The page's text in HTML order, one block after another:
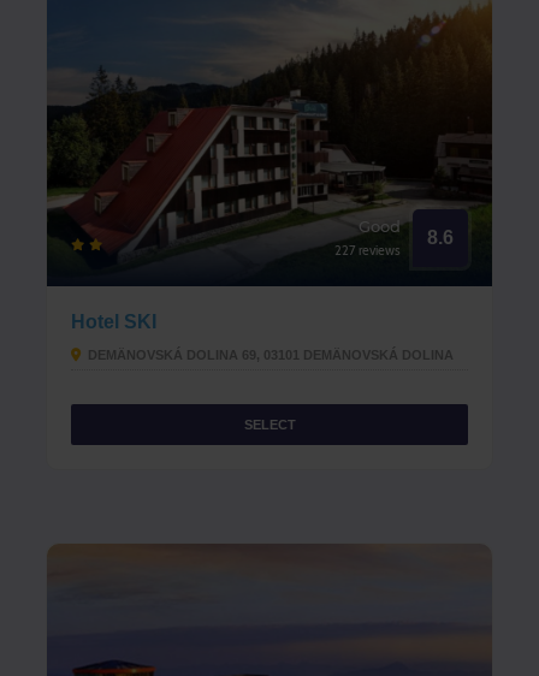
Good
227 reviews
8.6
Hotel SKI
DEMÄNOVSKÁ DOLINA 69, ​03101 DEMÄNOVSKÁ DOLINA​
SELECT